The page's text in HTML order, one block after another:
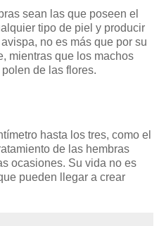
sean las que poseen el
tipo de piel y producir
no es más que por su
mientras que los machos
de las flores.
hasta los tres, como el
de las hembras
ocasiones. Su vida no es
pueden llegar a crear